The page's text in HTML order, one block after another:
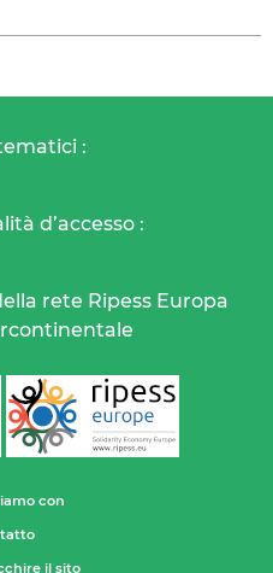
:
d’accesso :
rete Ripess Europa
con
il sito